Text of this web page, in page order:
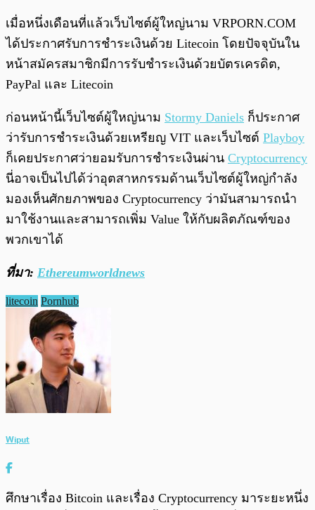
เมื่อหนึ่งเดือนที่แล้วเว็บไซต์ผู้ใหญ่นาม VRPORN.COM
ได้ประกาศรับการชำระเงินด้วย Litecoin โดยปัจจุบันใน
หน้าสมัครสมาชิกมีการรับชำระเงินด้วยบัตรเครดิต,
PayPal และ Litecoin
ก่อนหน้านี้เว็บไซต์ผู้ใหญ่นาม Stormy Daniels ก็ประกาศ
ว่ารับการชำระเงินด้วยเหรียญ VIT และเว็บไซต์ Playboy
ก็เคยประกาศว่ายอมรับการชำระเงินผ่าน Cryptocurrency
นี่อาจเป็นไปได้ว่าอุตสาหกรรมด้านเว็บไซต์ผู้ใหญ่กำลัง
มองเห็นศักยภาพของ Cryptocurrency ว่ามันสามารถนำ
มาใช้งานและสามารถเพิ่ม Value ให้กับผลิตภัณฑ์ของ
พวกเขาได้
ที่มา: Ethereumworldnews
litecoin Pornhub
Wiput
ศึกษาเรื่อง Bitcoin และเรื่อง Cryptocurrency มาระยะหนึ่ง